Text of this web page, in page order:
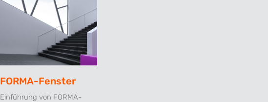
FORMA-Fenster
Einführung von FORMA-